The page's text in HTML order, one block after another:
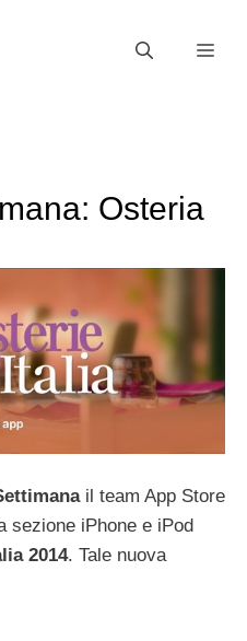
Osteria
il team App Store
sezione iPhone e iPod
2014. Tale nuova